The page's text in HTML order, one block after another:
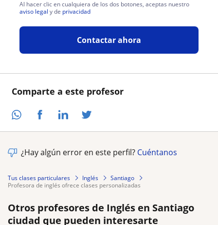
Comparte a este profesor
Al hacer clic en cualquiera de los dos botones, aceptas nuestro
aviso legal y de privacidad
Contactar ahora
¿Hay algún error en este perfil? Cuéntanos
Tus clases particulares Inglés
Santiago
profesora de inglés ofrece clases personalizadas
Otros profesores de Inglés en Santiago
ciudad que pueden interesarte